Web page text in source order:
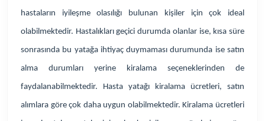
hastaların iyileşme olasılığı bulunan kişiler için çok ideal
olabilmektedir. Hastalıkları geçici durumda olanlar ise, kısa süre
sonrasında bu yatağa ihtiyaç duymaması durumunda ise satın
alma durumları yerine kiralama seçeneklerinden de
faydalanabilmektedir. Hasta yatağı kiralama ücretleri, satın
alımlara göre çok daha uygun olabilmektedir. Kiralama ücretleri